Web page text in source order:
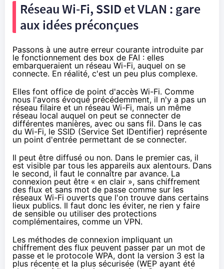
Réseau Wi-Fi, SSID et VLAN : gare
aux idées préconçues
Passons à une autre erreur courante introduite par
le fonctionnement des box de FAI : elles
embarqueraient un réseau Wi-Fi, auquel on se
connecte. En réalité, c'est un peu plus complexe.
Elles font office de point d'accès Wi-Fi. Comme
nous l'avons évoqué précédemment, il n'y a pas un
réseau filaire et un réseau Wi-Fi, mais un même
réseau local auquel on peut se connecter de
différentes manières, avec ou sans fil. Dans le cas
du Wi-Fi, le SSID (Service Set IDentifier) représente
un point d'entrée permettant de se connecter.
Il peut être diffusé ou non. Dans le premier cas, il
est visible par tous les appareils aux alentours. Dans
le second, il faut le connaître par avance. La
connexion peut être « en clair », sans chiffrement
des flux et sans mot de passe comme sur les
réseaux Wi-Fi ouverts que l'on trouve dans certains
lieux publics. Il faut donc les éviter, ne rien y faire
de sensible ou utiliser des protections
complémentaires, comme un VPN.
Les méthodes de connexion impliquant un
chiffrement des flux peuvent passer par un mot de
passe et le protocole WPA, dont la version 3 est la
plus récente et la plus sécurisée (WEP ayant été